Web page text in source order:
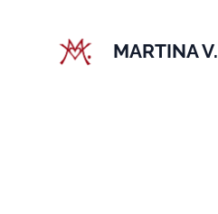
MARTINA V.